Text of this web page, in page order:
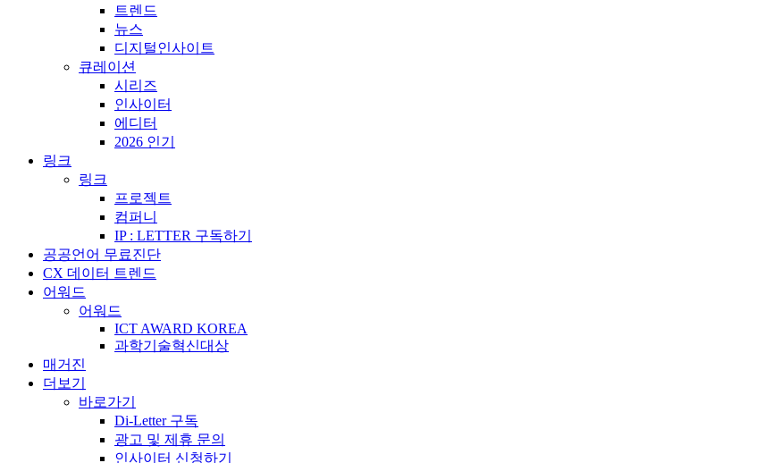
트렌드
뉴스
디지털인사이트
큐레이션
시리즈
인사이터
에디터
2026 인기
링크
링크
프로젝트
컴퍼니
IP : LETTER 구독하기
공공언어 무료진단
CX 데이터 트렌드
어워드
어워드
ICT AWARD KOREA
과학기술혁신대상
매거진
더보기
바로가기
Di-Letter 구독
광고 및 제휴 문의
인사이터 신청하기